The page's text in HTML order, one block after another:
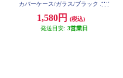
カバーケース/ガラス/ブラック AW
1,580円
(税込)
発送目安: 3営業日